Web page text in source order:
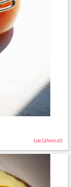
Loe lähemalt